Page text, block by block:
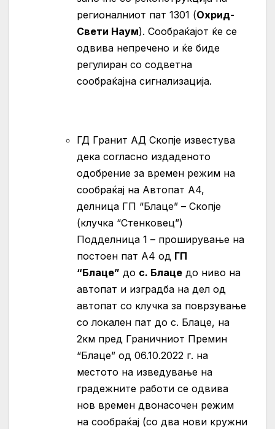
регионалниот пат 1301 (Охрид-
Свети Наум). Сообраќајот ќе се
одвива непречено и ќе биде
регулиран со содветна
сообраќајна сигнализација.
ГД Гранит АД Скопје известува
дека согласно издаденото
одобрение за времен режим на
сообраќај на Автопат А4,
делница ГП “Блаце” – Скопје
(клучка “Стенковец”)
Подделница 1 – проширување на
постоен пат А4 од ГП
“Блаце” до с. Блаце до ниво на
автопат и изградба на дел од
автопат со клучка за поврзување
со локален пат до с. Блаце, на
2км пред Граничниот Премин
“Блаце” од 06.10.2022 г. на
местото на изведување на
градежните работи се одвива
нов времен двонасочен режим
на сообраќај (со два нови кружни